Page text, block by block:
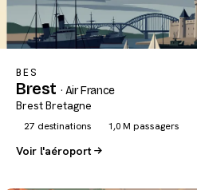
BES
Brest · Air France
Brest Bretagne
27 destinations 1,0 M passagers
Voir l'aéroport